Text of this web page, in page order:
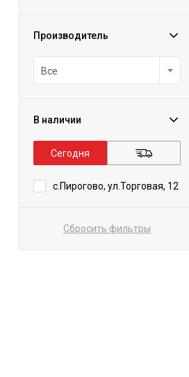
Производитель
Все
В наличии
Сегодня
с.Пирогово, ул.Торговая, 12
Сбросить фильтры